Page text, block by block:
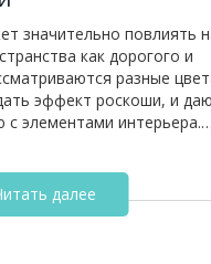
значительно повлиять
как дорогого и
разные
эффект роскоши, и
элементами интерьера.
узнают о последних
которые помогут
далее